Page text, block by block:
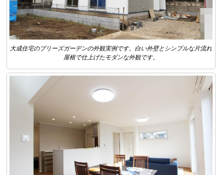
大成住宅のブリーズガーデンの外観実例です。白い外壁とシンプルな片流れ
屋根で仕上げたモダンな外観です。